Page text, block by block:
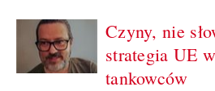
Czyny, nie
strategia UE
tankowców